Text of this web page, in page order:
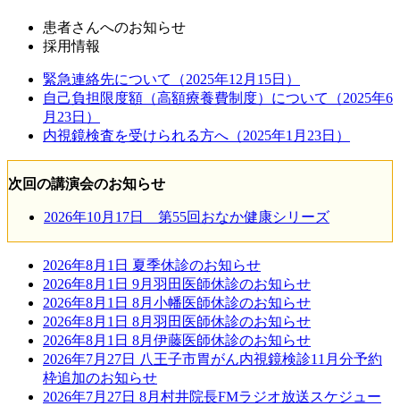
患者さんへのお知らせ
採用情報
緊急連絡先について（2025年12月15日）
自己負担限度額（高額療養費制度）について（2025年6
月23日）
内視鏡検査を受けられる方へ（2025年1月23日）
次回の講演会のお知らせ
2026年10月17日 第55回おなか健康シリーズ
2026年8月1日 夏季休診のお知らせ
2026年8月1日 9月羽田医師休診のお知らせ
2026年8月1日 8月小幡医師休診のお知らせ
2026年8月1日 8月羽田医師休診のお知らせ
2026年8月1日 8月伊藤医師休診のお知らせ
2026年7月27日 八王子市胃がん内視鏡検診11月分予約
枠追加のお知らせ
2026年7月27日 8月村井院長FMラジオ放送スケジュー